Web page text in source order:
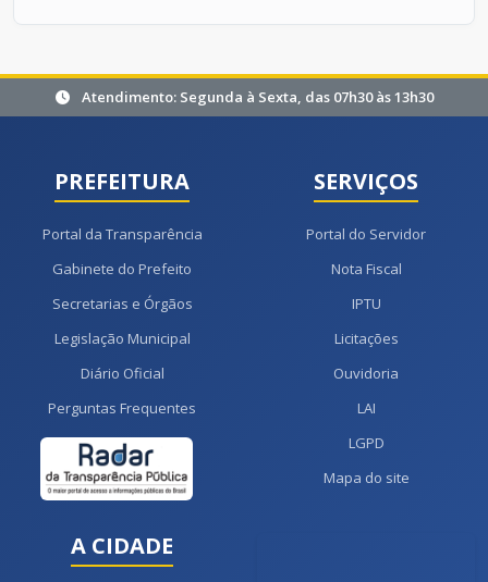
Atendimento: Segunda à Sexta, das 07h30 às 13h30
PREFEITURA
Portal da Transparência
Gabinete do Prefeito
Secretarias e Órgãos
Legislação Municipal
Diário Oficial
Perguntas Frequentes
SERVIÇOS
Portal do Servidor
Nota Fiscal
IPTU
Licitações
Ouvidoria
LAI
LGPD
Mapa do site
A CIDADE